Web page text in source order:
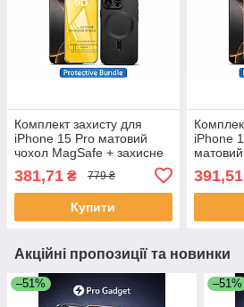
Комплект захисту для
iPhone 15 Pro матовий
чохол MagSafe + захисне
скло 9D | Захист камери
та екрана
381,71 ₴ 779 ₴
Купити
iPhone
камери
391,51
Акційні пропозиції та новинки
–51% –51%